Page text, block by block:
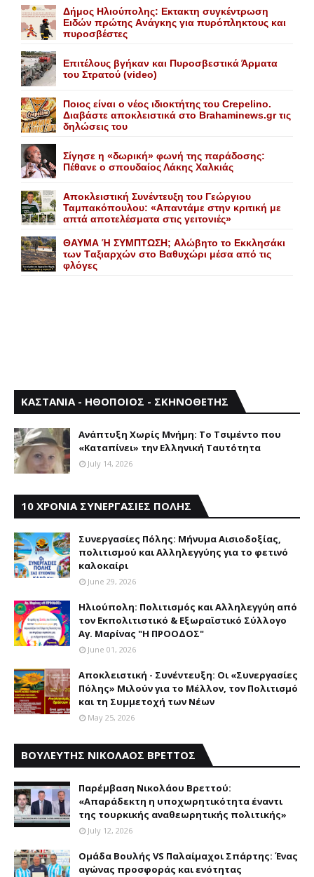
Δήμος Ηλιούπολης: Eκτακτη συγκέντρωση
Eιδών πρώτης Aνάγκης για πυρόπληκτους και
πυροσβέστες
Επιτέλους βγήκαν και Πυροσβεστικά Άρματα
του Στρατού (video)
Ποιος είναι ο νέος ιδιοκτήτης του Crepelino.
Διαβάστε αποκλειστικά στο Brahaminews.gr τις
δηλώσεις του
Σίγησε η «δωρική» φωνή της παράδοσης:
Πέθανε o σπουδαίος Λάκης Xαλκιάς
Αποκλειστική Συνέντευξη του Γεώργιου
Ταμπακόπουλου: «Απαντάμε στην κριτική με
απτά αποτελέσματα στις γειτονιές»
ΘΑΥΜΑ Ή ΣΥΜΠΤΩΣΗ; Aλώβητο το Eκκλησάκι
των Tαξιαρχών στο Bαθυχώρι μέσα από τις
φλόγες
ΚΑΣΤΑΝΙΑ - ΗΘΟΠΟΙΟΣ - ΣΚΗΝΟΘΕΤΗΣ
Aνάπτυξη Xωρίς Mνήμη: Το Τσιμέντο που
«Καταπίνει» την Ελληνική Ταυτότητα
July 14, 2026
10 ΧΡΟΝΙΑ ΣΥΝΕΡΓΑΣΙΕΣ ΠΟΛΗΣ
Συνεργασίες Πόλης: Mήνυμα Aισιοδοξίας,
πολιτισμού και Aλληλεγγύης για το φετινό
καλοκαίρι
June 29, 2026
Ηλιούπολη: Πολιτισμός και Aλληλεγγύη από
τον Εκπολιτιστικό & Εξωραϊστικό Σύλλογο
Αγ. Μαρίνας "Η ΠΡΟΟΔΟΣ"
June 01, 2026
Αποκλειστική - Συνέντευξη: Οι «Συνεργασίες
Πόλης» Μιλούν για το Μέλλον, τον Πολιτισμό
και τη Συμμετοχή των Νέων
May 25, 2026
ΒΟΥΛΕΥΤΗΣ ΝΙΚΟΛΑΟΣ ΒΡΕΤΤΟΣ
Παρέμβαση Nικολάου Bρεττού:
«Aπαράδεκτη η υποχωρητικότητα έναντι
της τουρκικής αναθεωρητικής πολιτικής»
July 12, 2026
Ομάδα Βουλής VS Παλαίμαχοι Σπάρτης: Ένας
αγώνας προσφοράς και ενότητας